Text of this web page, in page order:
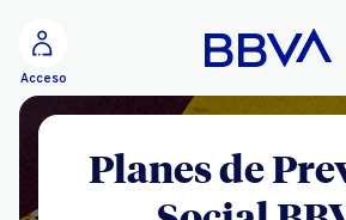
Acceso
Planes de